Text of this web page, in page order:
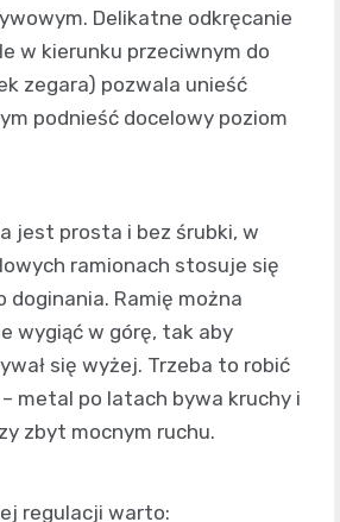
Delikatne odkręcanie
w kierunku przeciwnym do
zegara) pozwala unieść
podnieść docelowy poziom
jest prosta i bez śrubki, w
ramionach stosuje się
doginania. Ramię można
wygiąć w górę, tak aby
się wyżej. Trzeba to robić
– metal po latach bywa kruchy i
zbyt mocnym ruchu.
regulacji warto: